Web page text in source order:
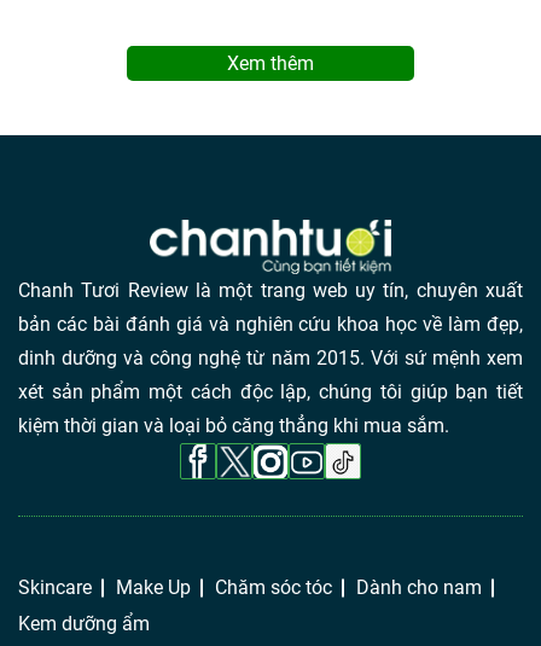
Xem thêm
Chanh Tươi Review là một trang web uy tín, chuyên xuất
bản các bài đánh giá và nghiên cứu khoa học về làm đẹp,
dinh dưỡng và công nghệ từ năm 2015. Với sứ mệnh xem
xét sản phẩm một cách độc lập, chúng tôi giúp bạn tiết
kiệm thời gian và loại bỏ căng thẳng khi mua sắm.
Skincare Make Up Chăm sóc tóc
Dành cho nam
Kem dưỡng ẩm